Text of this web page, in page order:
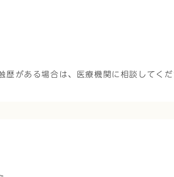
歴がある場合は、医療機関に相談してく